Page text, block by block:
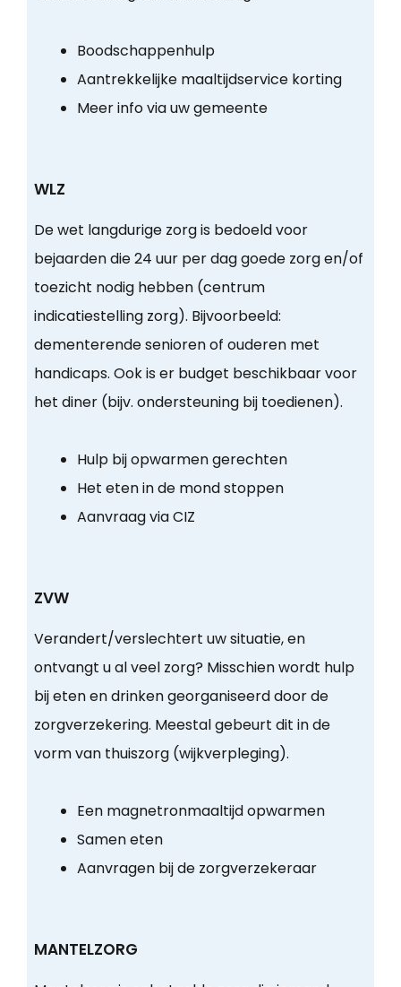
Boodschappenhulp
Aantrekkelijke maaltijdservice korting
Meer info via uw gemeente
WLZ
De wet langdurige zorg is bedoeld voor
bejaarden die 24 uur per dag goede zorg en/of
toezicht nodig hebben (centrum
indicatiestelling zorg). Bijvoorbeeld:
dementerende senioren of ouderen met
handicaps. Ook is er budget beschikbaar voor
het diner (bijv. ondersteuning bij toedienen).
Hulp bij opwarmen gerechten
Het eten in de mond stoppen
Aanvraag via CIZ
ZVW
Verandert/verslechtert uw situatie, en
ontvangt u al veel zorg? Misschien wordt hulp
bij eten en drinken georganiseerd door de
zorgverzekering. Meestal gebeurt dit in de
vorm van thuiszorg (wijkverpleging).
Een magnetronmaaltijd opwarmen
Samen eten
Aanvragen bij de zorgverzekeraar
MANTELZORG